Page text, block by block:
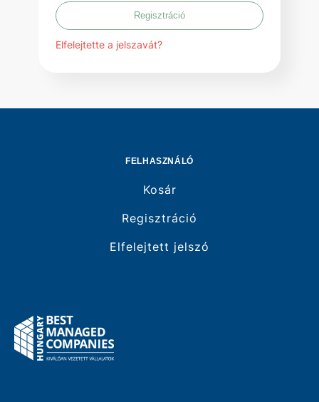
Regisztráció
Elfelejtette a jelszavát?
FELHASZNÁLÓ
Kosár
Regisztráció
Elfelejtett jelszó